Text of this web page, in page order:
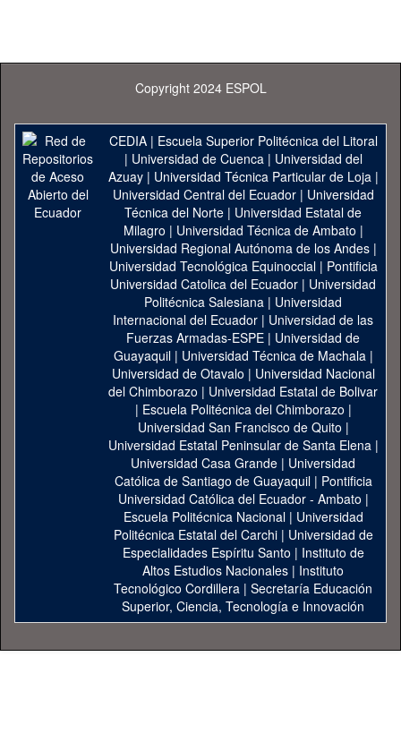
Copyright 2024 ESPOL
CEDIA| Escuela Superior Politécnica del Litoral
| Universidad de Cuenca| Universidad del
Azuay| Universidad Técnica Particular de Loja|
Universidad Central del Ecuador| Universidad
Técnica del Norte | Universidad Estatal de
Milagro | Universidad Técnica de Ambato |
Universidad Regional Autónoma de los Andes|
Universidad Tecnológica Equinoccial| Pontificia
Universidad Catolica del Ecuador | Universidad
Politécnica Salesiana | Universidad
Internacional del Ecuador | Universidad de las
Fuerzas Armadas-ESPE | Universidad de
Guayaquil| Universidad Técnica de Machala|
Universidad de Otavalo | Universidad Nacional
del Chimborazo | Universidad Estatal de Bolivar
| Escuela Politécnica del Chimborazo |
Universidad San Francisco de Quito |
Universidad Estatal Peninsular de Santa Elena|
Universidad Casa Grande | Universidad
Católica de Santiago de Guayaquil| Pontificia
Universidad Católica del Ecuador - Ambato |
Escuela Politécnica Nacional| Universidad
Politécnica Estatal del Carchi| Universidad de
Especialidades Espíritu Santo | Instituto de
Altos Estudios Nacionales | Instituto
Tecnológico Cordillera | Secretaría Educación
Superior, Ciencia, Tecnología e Innovación